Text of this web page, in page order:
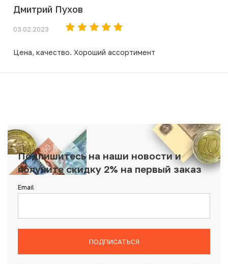
Дмитрий Пухов
03.02.2023
Цена, качество. Хороший ассортимент
Подпишитесь на наши новости и
получите скидку 2% на первый заказ
Email
ПОДПИСАТЬСЯ